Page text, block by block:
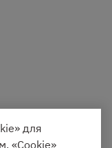
для
«Cookie»